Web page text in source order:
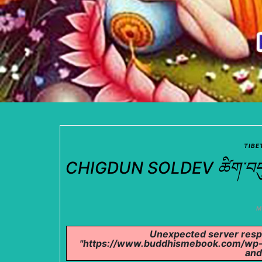
CHIGDUN SOLDEV
Unexpected server
"https://www.buddhismebook.com/